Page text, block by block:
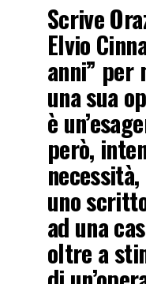
Scrive
Elvio
anni” per
una sua
è
però,
uno
ad una
oltre a